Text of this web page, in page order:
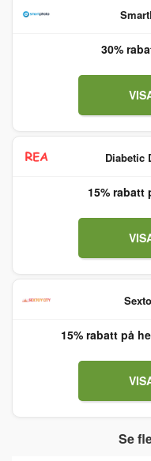
30%
Diabetic
15% rabatt
15% rabatt på
Se